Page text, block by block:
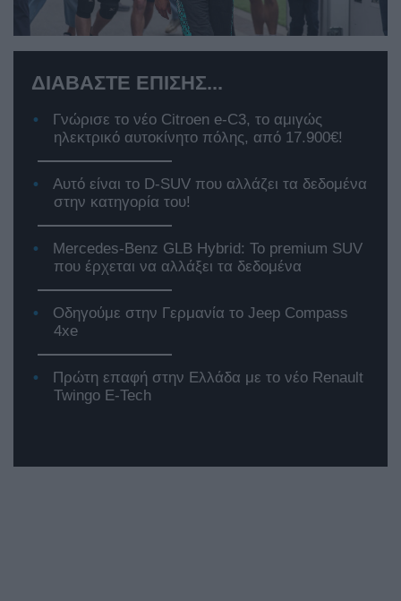
ΔΙΑΒΑΣΤΕ ΕΠΙΣΗΣ...
Γνώρισε το νέο Citroen e-C3, το αμιγώς
ηλεκτρικό αυτοκίνητο πόλης, από 17.900€!
Αυτό είναι το D-SUV που αλλάζει τα δεδομένα
στην κατηγορία του!
Mercedes-Benz GLB Hybrid: Το premium SUV
που έρχεται να αλλάξει τα δεδομένα
Οδηγούμε στην Γερμανία το Jeep Compass
4xe
Πρώτη επαφή στην Ελλάδα με το νέο Renault
Twingo E-Tech